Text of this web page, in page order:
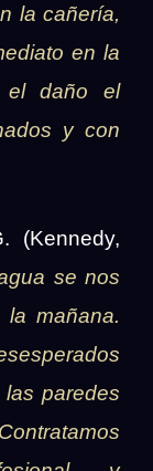
la cañería,
en la
el daño el
y con
(Kennedy,
se nos
mañana.
paredes